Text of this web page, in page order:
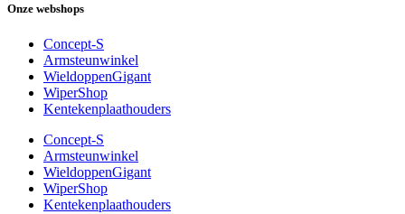
Onze webshops
Concept-S
Armsteunwinkel
WieldoppenGigant
WiperShop
Kentekenplaathouders
Concept-S
Armsteunwinkel
WieldoppenGigant
WiperShop
Kentekenplaathouders